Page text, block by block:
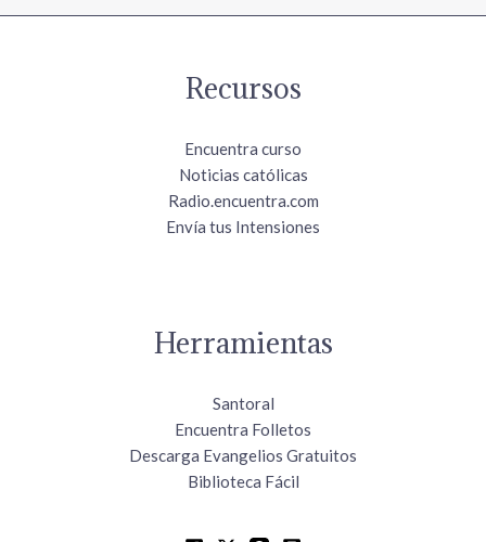
Recursos
Encuentra curso
Noticias católicas
Radio.encuentra.com
Envía tus Intensiones
Herramientas
Santoral
Encuentra Folletos
Descarga Evangelios Gratuitos
Biblioteca Fácil